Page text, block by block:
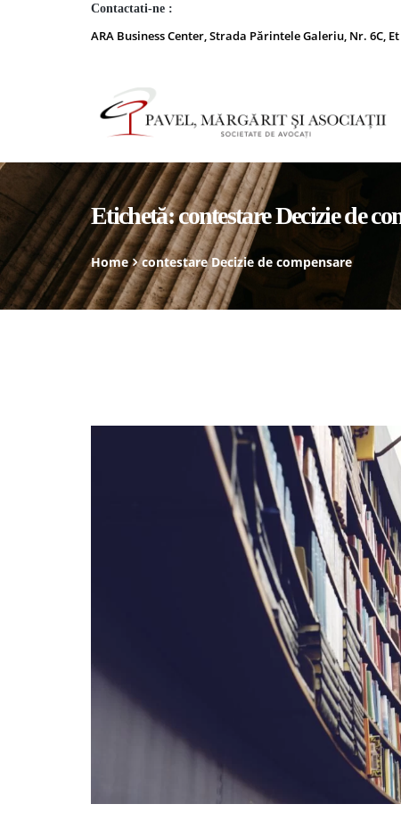
Contactati-ne :
ARA Business Center, Strada Părintele Galeriu, Nr. 6C,
Etichetă:contestare Decizie de
Home contestare Decizie de compensare